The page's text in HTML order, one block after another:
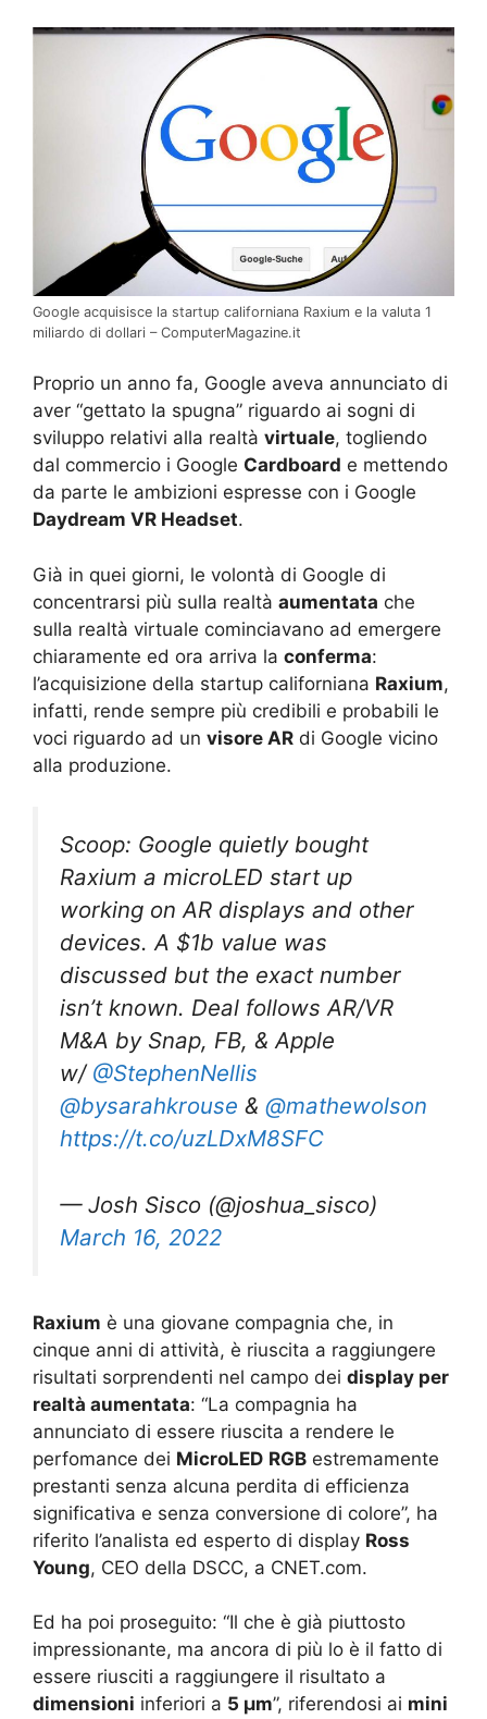
Google acquisisce la startup californiana Raxium e la valuta 1
miliardo di dollari – ComputerMagazine.it
Proprio un anno fa, Google aveva annunciato di
aver “gettato la spugna” riguardo ai sogni di
sviluppo relativi alla realtà virtuale, togliendo
dal commercio i Google Cardboard e mettendo
da parte le ambizioni espresse con i Google
Daydream VR Headset.
Già in quei giorni, le volontà di Google di
concentrarsi più sulla realtà aumentata che
sulla realtà virtuale cominciavano ad emergere
chiaramente ed ora arriva la conferma:
l’acquisizione della startup californiana Raxium,
infatti, rende sempre più credibili e probabili le
voci riguardo ad un visore AR di Google vicino
alla produzione.
Scoop: Google quietly bought
Raxium a microLED start up
working on AR displays and other
devices. A $1b value was
discussed but the exact number
isn’t known. Deal follows AR/VR
M&A by Snap, FB, & Apple
w/ @StephenNellis
@bysarahkrouse & @mathewolson
https://t.co/uzLDxM8SFC
— Josh Sisco (@joshua_sisco)
March 16, 2022
Raxium è una giovane compagnia che, in
cinque anni di attività, è riuscita a raggiungere
risultati sorprendenti nel campo dei display per
realtà aumentata: “La compagnia ha
annunciato di essere riuscita a rendere le
perfomance dei MicroLED RGB estremamente
prestanti senza alcuna perdita di efficienza
significativa e senza conversione di colore”, ha
riferito l’analista ed esperto di display Ross
Young, CEO della DSCC, a CNET.com.
Ed ha poi proseguito: “Il che è già piuttosto
impressionante, ma ancora di più lo è il fatto di
essere riusciti a raggiungere il risultato a
dimensioni inferiori a 5 µm”, riferendosi ai mini